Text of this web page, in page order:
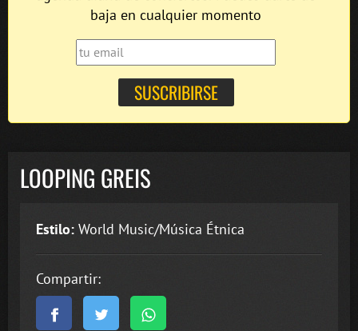
baja en cualquier momento
LOOPING GREIS
Estilo: World Music/Música Étnica
Compartir: